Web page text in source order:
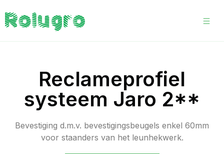
Reclameprofiel
systeem Jaro 2**
Bevestiging d.m.v. bevestigingsbeugels enkel 60mm
voor staanders van het leunhekwerk.